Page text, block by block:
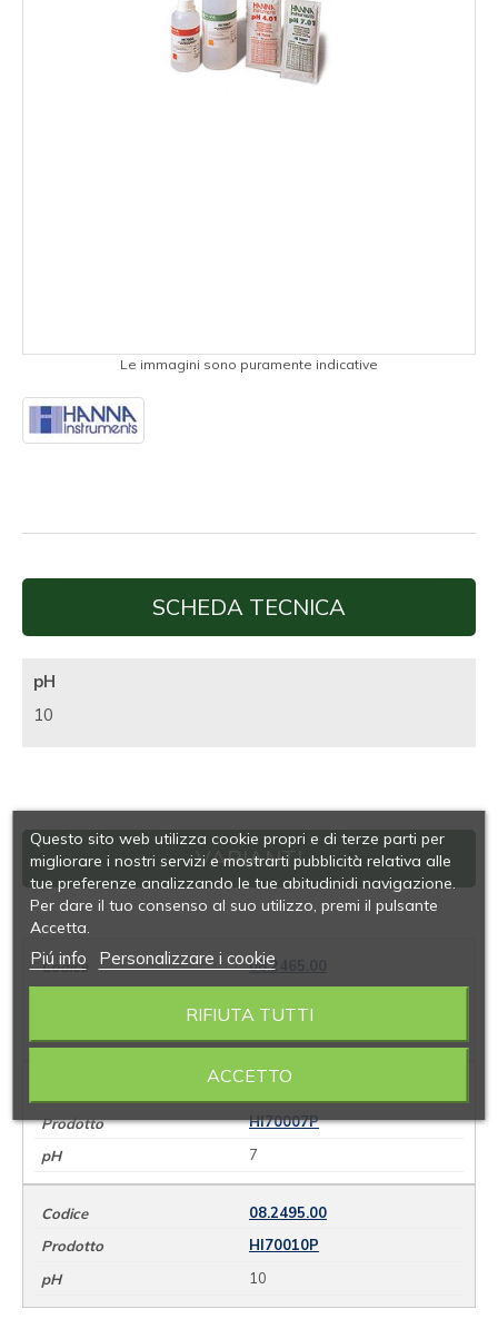
Le immagini sono puramente indicative
SCHEDA TECNICA
pH
10
VARIANTI
08.2465.00
HI70007P
7
08.2495.00
HI70010P
10
Questo sito web utilizza cookie propri e di terze parti per
migliorare i nostri servizi e mostrarti pubblicità relativa alle
tue preferenze analizzando le tue abitudinidi navigazione.
Per dare il tuo consenso al suo utilizzo, premi il pulsante
Accetta.
Piú info Personalizzare i cookie
RIFIUTA TUTTI
ACCETTO